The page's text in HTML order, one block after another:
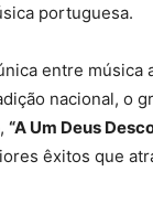
portuguesa.
entre música
nacional, o
“A Um Deus
êxitos que